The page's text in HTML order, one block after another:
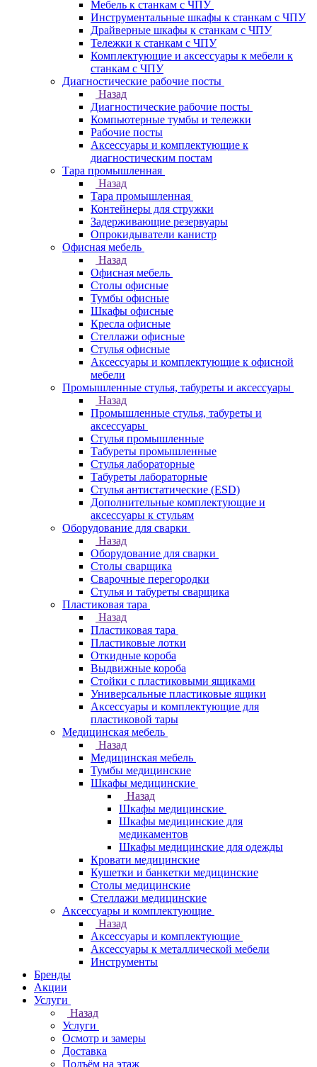
Мебель к станкам с ЧПУ
Инструментальные шкафы к станкам с ЧПУ
Драйверные шкафы к станкам с ЧПУ
Тележки к станкам с ЧПУ
Комплектующие и аксессуары к мебели к
станкам с ЧПУ
Диагностические рабочие посты
Назад
Диагностические рабочие посты
Компьютерные тумбы и тележки
Рабочие посты
Аксессуары и комплектующие к
диагностическим постам
Тара промышленная
Назад
Тара промышленная
Контейнеры для стружки
Задерживающие резервуары
Опрокидыватели канистр
Офисная мебель
Назад
Офисная мебель
Столы офисные
Тумбы офисные
Шкафы офисные
Кресла офисные
Стеллажи офисные
Стулья офисные
Аксессуары и комплектующие к офисной
мебели
Промышленные стулья, табуреты и аксессуары
Назад
Промышленные стулья, табуреты и
аксессуары
Стулья промышленные
Табуреты промышленные
Стулья лабораторные
Табуреты лабораторные
Стулья антистатические (ESD)
Дополнительные комплектующие и
аксессуары к стульям
Оборудование для сварки
Назад
Оборудование для сварки
Столы сварщика
Сварочные перегородки
Стулья и табуреты сварщика
Пластиковая тара
Назад
Пластиковая тара
Пластиковые лотки
Откидные короба
Выдвижные короба
Стойки с пластиковыми ящиками
Универсальные пластиковые ящики
Аксессуары и комплектующие для
пластиковой тары
Медицинская мебель
Назад
Медицинская мебель
Тумбы медицинские
Шкафы медицинские
Назад
Шкафы медицинские
Шкафы медицинские для
медикаментов
Шкафы медицинские для одежды
Кровати медицинские
Кушетки и банкетки медицинские
Столы медицинские
Стеллажи медицинские
Аксессуары и комплектующие
Назад
Аксессуары и комплектующие
Аксессуары к металлической мебели
Инструменты
Бренды
Акции
Услуги
Назад
Услуги
Осмотр и замеры
Доставка
Подъём на этаж